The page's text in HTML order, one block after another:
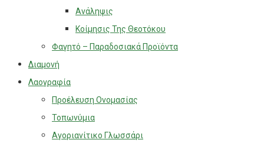
Ανάληψις
Κοίμησις Της Θεοτόκου
Φαγητό – Παραδοσιακά Προϊόντα
Διαμονή
Λαογραφία
Προέλευση Ονομασίας
Τοπωνύμια
Αγοριανίτικο Γλωσσάρι